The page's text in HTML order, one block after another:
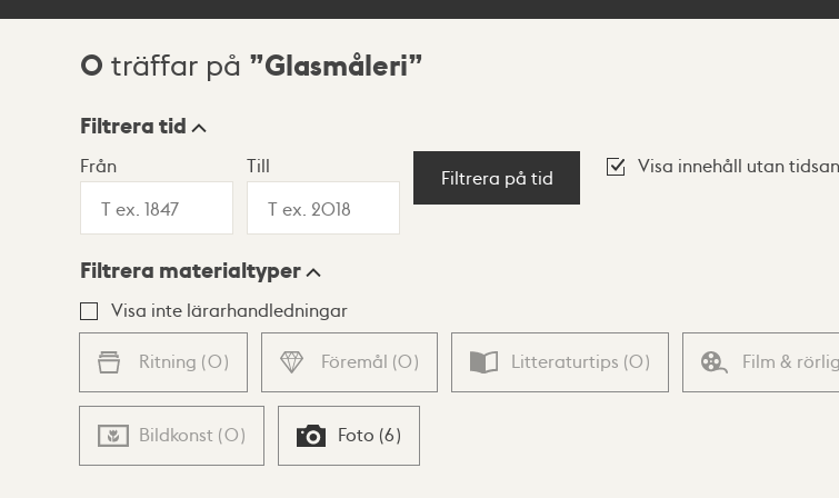
Sökresultat
0 träffar på Glasmåleri
Visningsläge
Lista Karta
Filtrera tid
Från Till
Filtrera på tid
Visa innehåll utan
Filtrera materialtyper
Visa inte lärarhandledningar
Ritning (0) Föremål (0) Litteraturtips (0) Film &
Bildkonst (0) Foto (6)